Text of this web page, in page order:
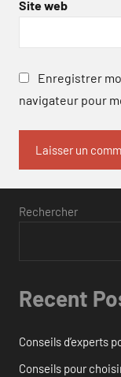
Site web
Enregistrer
navigateur pour
Rechercher
Recent
Conseils d’experts
Conseils pour